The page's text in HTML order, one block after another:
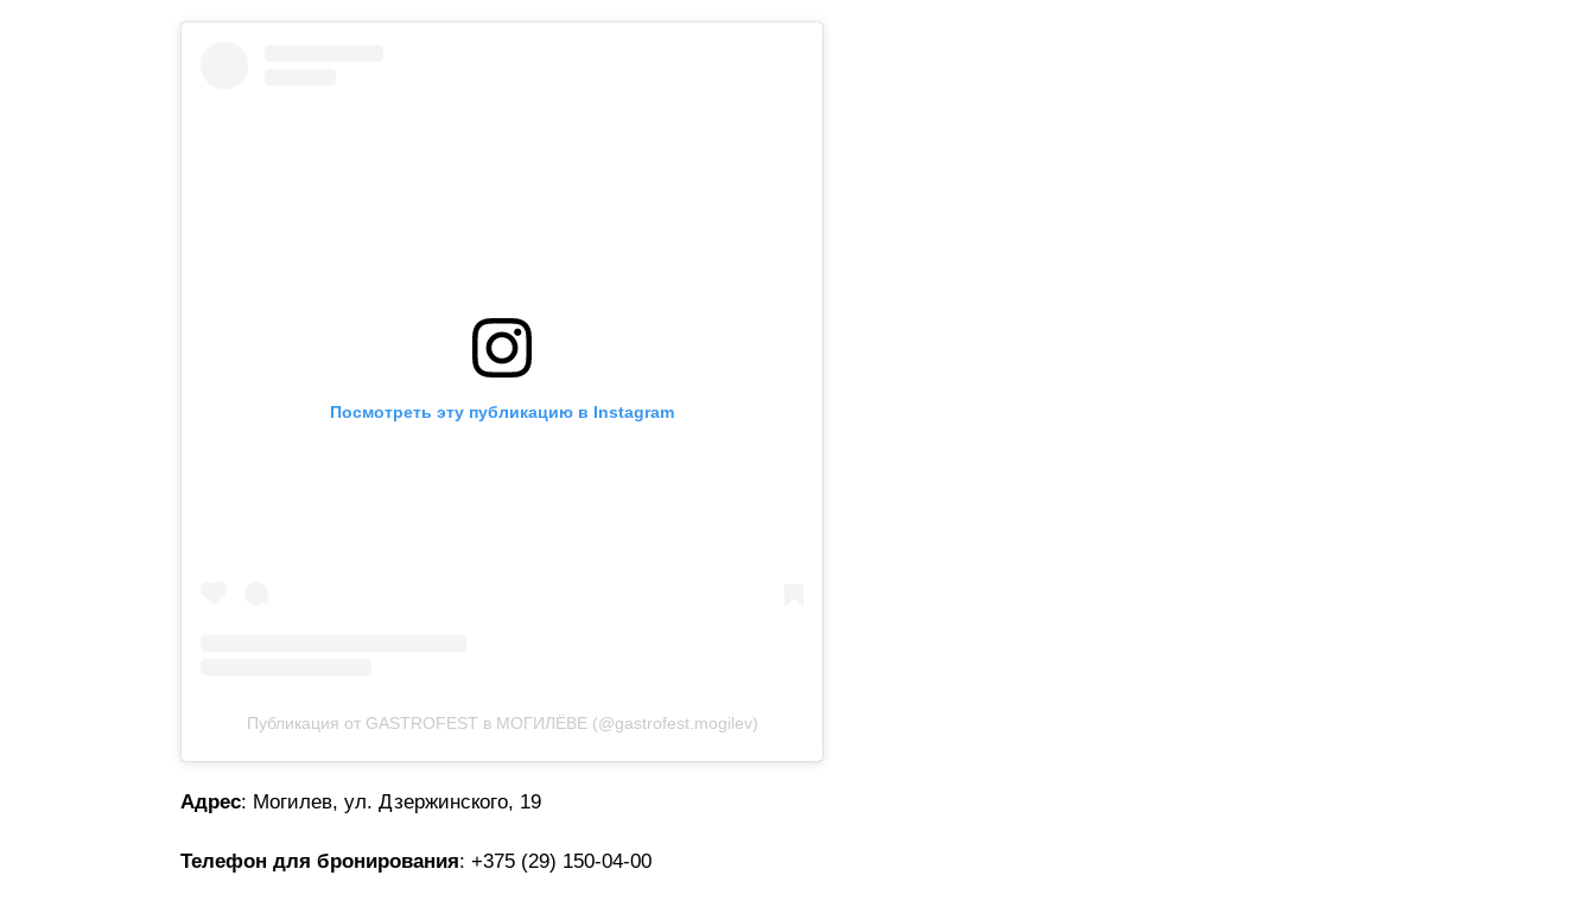
Посмотреть эту публикацию в Instagram
Публикация от GASTROFEST в МОГИЛЁВЕ (@gastrofest.mogilev)
Адрес: Могилев, ул. Дзержинского, 19
Телефон для бронирования: +375 (29) 150-04-00